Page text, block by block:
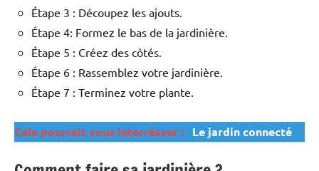
Étape 3 : Découpez les ajouts.
Étape 4: Formez le bas de la jardinière.
Étape 5 : Créez des côtés.
Étape 6 : Rassemblez votre jardinière.
Étape 7 : Terminez votre plante.
Cela pourrait vous interrésser : Le jardin connecté